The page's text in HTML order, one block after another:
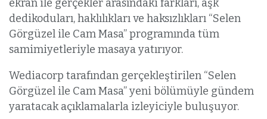
ekran ile gerçekler arasındaki farkları, aşk
dedikoduları, haklılıkları ve haksızlıkları “Selen
Görgüzel ile Cam Masa” programında tüm
samimiyetleriyle masaya yatırıyor.
Wediacorp tarafından gerçekleştirilen “Selen
Görgüzel ile Cam Masa” yeni bölümüyle gündem
yaratacak açıklamalarla izleyiciyle buluşuyor.